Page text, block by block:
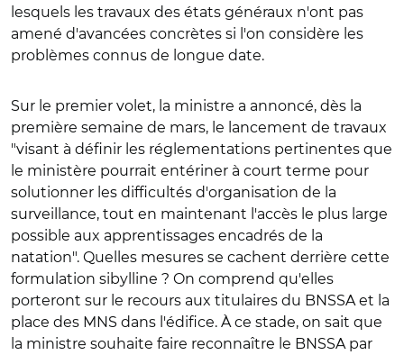
lesquels les travaux des états généraux n'ont pas
amené d'avancées concrètes si l'on considère les
problèmes connus de longue date.
Sur le premier volet, la ministre a annoncé, dès la
première semaine de mars, le lancement de travaux
"visant à définir les réglementations pertinentes que
le ministère pourrait entériner à court terme pour
solutionner les difficultés d'organisation de la
surveillance, tout en maintenant l'accès le plus large
possible aux apprentissages encadrés de la
natation". Quelles mesures se cachent derrière cette
formulation sibylline ? On comprend qu'elles
porteront sur le recours aux titulaires du BNSSA et la
place des MNS dans l'édifice. À ce stade, on sait que
la ministre souhaite faire reconnaître le BNSSA par